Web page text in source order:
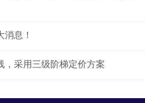
息！
，采用三级阶梯定价方案